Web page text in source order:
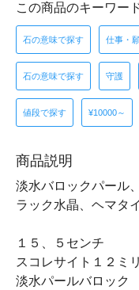
この商品のキーワー
石の意味で探す 仕事・
石の意味で探す 守護
値段で探す ¥10000～
商品説明
淡水バロックパール
ラック水晶、ヘマタ
１５、５センチ
スコレサイト１２ミリ
淡水パールバロック